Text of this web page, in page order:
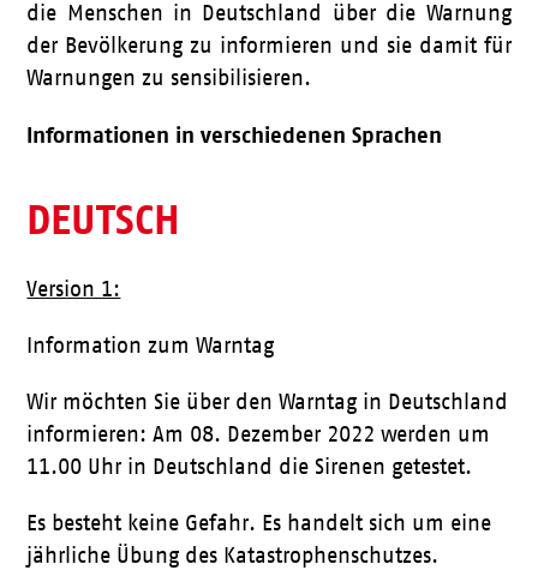
die Menschen in Deutschland über die Warnung
der Bevölkerung zu informieren und sie damit für
Warnungen zu sensibilisieren.
Informationen in verschiedenen Sprachen
DEUTSCH
Version 1:
Information zum Warntag
Wir möchten Sie über den Warntag in Deutschland
informieren: Am 08. Dezember 2022 werden um
11.00 Uhr in Deutschland die Sirenen getestet.
Es besteht keine Gefahr. Es handelt sich um eine
jährliche Übung des Katastrophenschutzes.